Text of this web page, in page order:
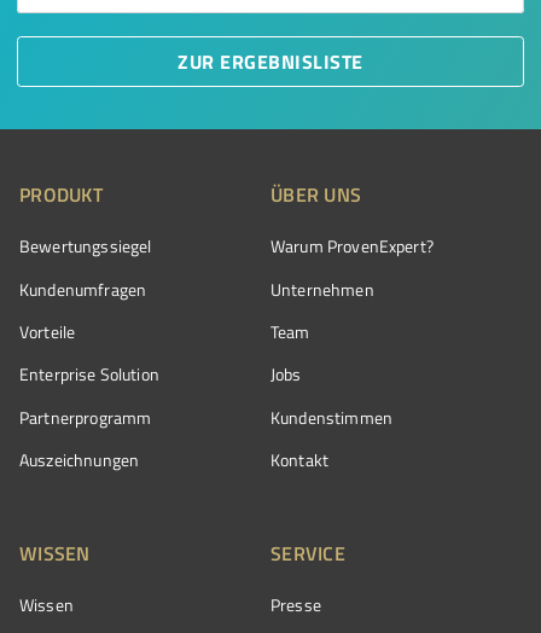
ZUR ERGEBNISLISTE
PRODUKT
Bewertungssiegel
Kundenumfragen
Vorteile
Enterprise Solution
Partnerprogramm
Auszeichnungen
ÜBER UNS
Warum ProvenExpert?
Unternehmen
Team
Jobs
Kundenstimmen
Kontakt
WISSEN
Wissen
SERVICE
Presse